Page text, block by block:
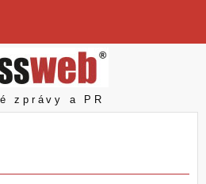
zprávy a PR